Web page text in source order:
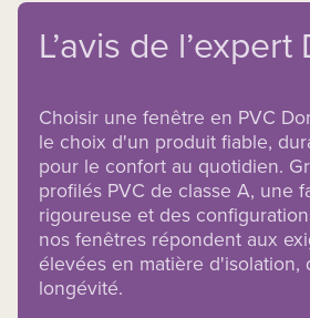
L’avis de
Choisir une fenêtre en PVC
le choix d'un produit fiable,
pour le confort au quotidien.
profilés PVC de classe A, une
rigoureuse et des
nos fenêtres répondent aux
élevées en matière d'isolation,
longévité.